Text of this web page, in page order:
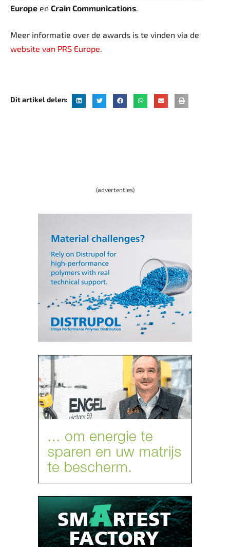
Europe en Crain Communications.
Meer informatie over de awards is te vinden via de
website van PRS Europe.
Dit artikel delen:
(advertenties)